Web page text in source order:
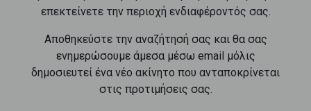
επεκτείνετε την περιοχή ενδιαφέροντός σας.
Αποθηκεύστε την αναζήτησή σας και θα σας
ενημερώσουμε άμεσα μέσω email μόλις
δημοσιευτεί ένα νέο ακίνητο που ανταποκρίνεται
στις προτιμήσεις σας.